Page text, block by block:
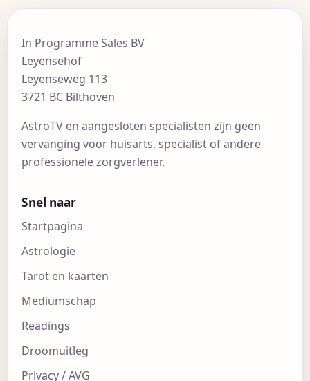
In Programme Sales BV
Leyensehof
Leyenseweg 113
3721 BC Bilthoven
AstroTV en aangesloten specialisten zijn geen
vervanging voor huisarts, specialist of andere
professionele zorgverlener.
Snel naar
Startpagina
Astrologie
Tarot en kaarten
Mediumschap
Readings
Droomuitleg
Privacy / AVG